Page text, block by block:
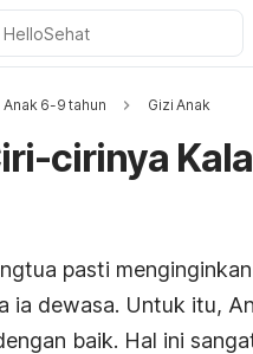
Anak 6-9 tahun Gizi Anak
cirinya
pasti
ia dewasa. Untuk itu,
baik. Hal ini